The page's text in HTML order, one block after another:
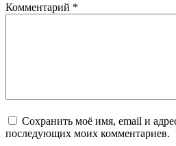
Комментарий *
Сохранить моё имя, email и
последующих моих комментариев.